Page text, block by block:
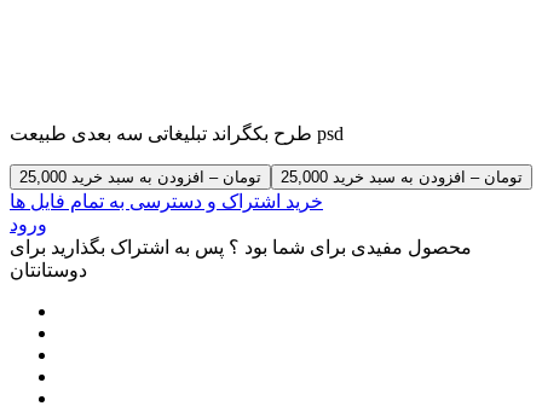
طرح بکگراند تبلیغاتی سه بعدی طبیعت psd
25,000 تومان – افزودن به سبد خرید
خرید اشتراک و دسترسی به تمام فایل ها
ورود
محصول مفیدی برای شما بود ؟ پس به اشتراک بگذارید برای
دوستانتان